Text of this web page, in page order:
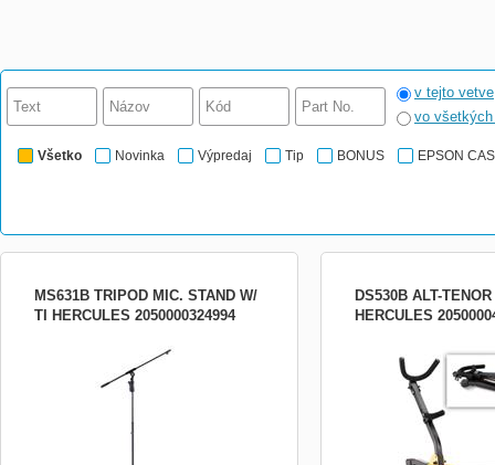
v tejto vetve
vo
Všetko Novinka Výpredaj Tip BONUS EPSON
MS631B TRIPOD MIC. STAND W/
TI HERCULES 2050000324994
Mikrofónový stojan, systém rýchleho
DS530B ALT-
HERCULES
Stjan na alt-saxofón